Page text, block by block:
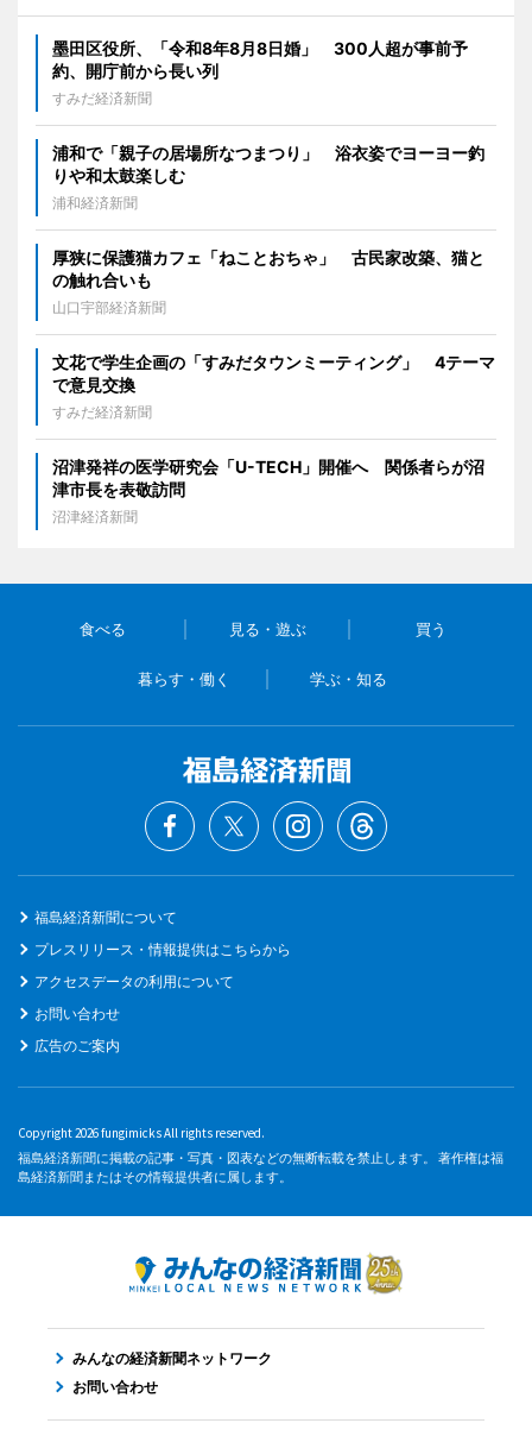
墨田区役所、「令和8年8月8日婚」 300人超が事前予
約、開庁前から長い列
すみだ経済新聞
浦和で「親子の居場所なつまつり」 浴衣姿でヨーヨー釣
りや和太鼓楽しむ
浦和経済新聞
厚狭に保護猫カフェ「ねことおちゃ」 古民家改築、猫と
の触れ合いも
山口宇部経済新聞
文花で学生企画の「すみだタウンミーティング」 4テーマ
で意見交換
すみだ経済新聞
沼津発祥の医学研究会「U-TECH」開催へ 関係者らが沼
津市長を表敬訪問
沼津経済新聞
食べる 見る・遊ぶ 買う
暮らす・働く 学ぶ・知る
福島経済新聞について
プレスリリース・情報提供はこちらから
アクセスデータの利用について
お問い合わせ
広告のご案内
Copyright 2026 fungimicks All rights reserved.
福島経済新聞に掲載の記事・写真・図表などの無断転載を禁止します。 著作権は福
島経済新聞またはその情報提供者に属します。
みんなの経済新聞ネットワーク
お問い合わせ